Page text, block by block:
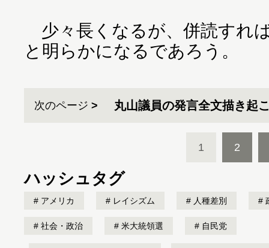
少々長くなるが、併読すれ
と明らかになるであろう。
次のページ 丸山議員の発言全文描き起
1 2
ハッシュタグ
アメリカ レイシズム 人種差別
社会・政治 米大統領選 自民党